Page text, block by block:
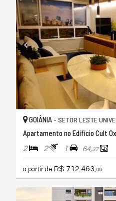
GOIÂNIA - SETOR LESTE
Apartamento no Edifício Cult
2 2 1 64,37
a partir de R$ 712.463, 00